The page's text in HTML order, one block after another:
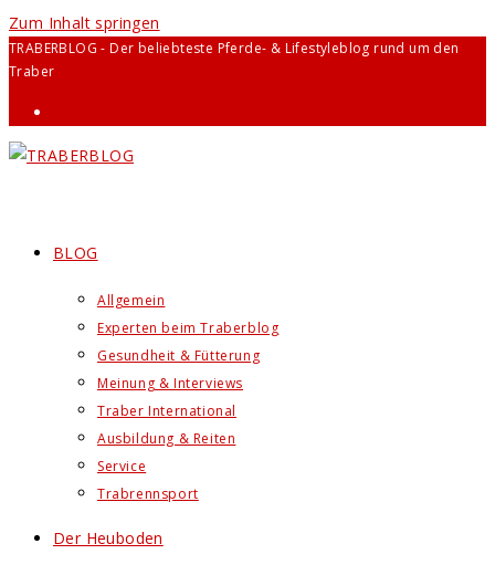
Zum Inhalt springen
TRABERBLOG - Der beliebteste Pferde- & Lifestyleblog rund um den
Traber
BLOG
Allgemein
Experten beim Traberblog
Gesundheit & Fütterung
Meinung & Interviews
Traber International
Ausbildung & Reiten
Service
Trabrennsport
Der Heuboden